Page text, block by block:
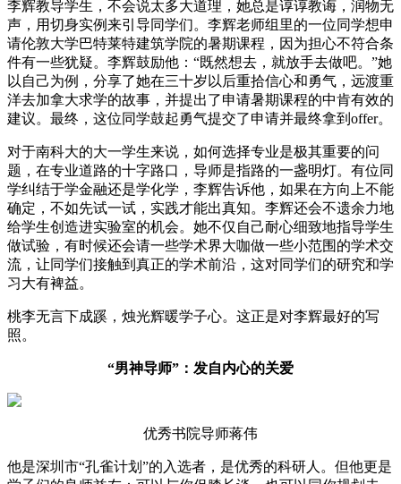
李辉教导学生，不会说太多大道理，她总是谆谆教诲，润物无
声，用切身实例来引导同学们。李辉老师组里的一位同学想申
请伦敦大学巴特莱特建筑学院的暑期课程，因为担心不符合条
件有一些犹疑。李辉鼓励他：“既然想去，就放手去做吧。”她
以自己为例，分享了她在三十岁以后重拾信心和勇气，远渡重
洋去加拿大求学的故事，并提出了申请暑期课程的中肯有效的
建议。最终，这位同学鼓起勇气提交了申请并最终拿到offer。
对于南科大的大一学生来说，如何选择专业是极其重要的问
题，在专业道路的十字路口，导师是指路的一盏明灯。有位同
学纠结于学金融还是学化学，李辉告诉他，如果在方向上不能
确定，不如先试一试，实践才能出真知。李辉还会不遗余力地
给学生创造进实验室的机会。她不仅自己耐心细致地指导学生
做试验，有时候还会请一些学术界大咖做一些小范围的学术交
流，让同学们接触到真正的学术前沿，这对同学们的研究和学
习大有裨益。
桃李无言下成蹊，烛光辉暖学子心。这正是对李辉最好的写
照。
“男神导师”：发自内心的关爱
优秀书院导师蒋伟
他是深圳市“孔雀计划”的入选者，是优秀的科研人。但他更是